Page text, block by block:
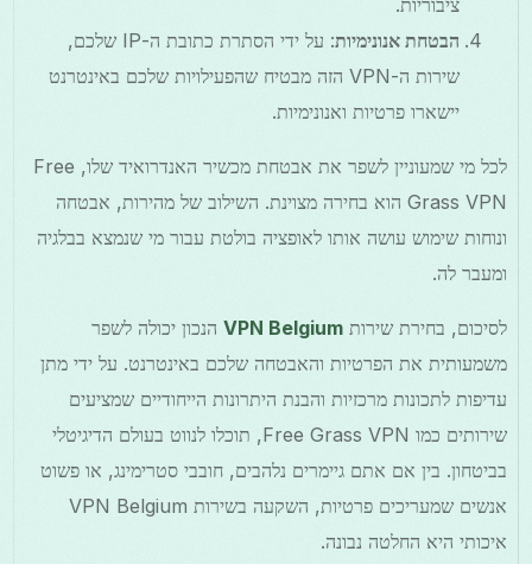
ציבוריות.
הבטחת אנונימיות
: על ידי הסתרת כתובת ה-IP שלכם,
שירות ה-VPN הזה מבטיח שהפעילויות שלכם באינטרנט
יישארו פרטיות ואנונימיות.
לכל מי שמעוניין לשפר את אבטחת מכשיר האנדרואיד שלו, Free
Grass VPN הוא בחירה מצוינת. השילוב של מהירות, אבטחה
ונוחות שימוש עושה אותו לאופציה בולטת עבור מי שנמצא בבלגיה
ומעבר לה.
לסיכום, בחירת שירותVPN Belgium הנכון יכולה לשפר
משמעותית את הפרטיות והאבטחה שלכם באינטרנט. על ידי מתן
עדיפות לתכונות מרכזיות והבנת היתרונות הייחודיים שמציעים
שירותים כמו Free Grass VPN, תוכלו לנווט בעולם הדיגיטלי
בביטחון. בין אם אתם גיימרים נלהבים, חובבי סטרימינג, או פשוט
אנשים שמעריכים פרטיות, השקעה בשירות VPN Belgium
איכותי היא החלטה נבונה.